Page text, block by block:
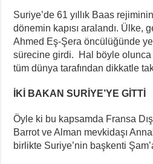
Suriye’de 61 yıllık Baas
dönemin kapısı aralandı. Ülke,
Ahmed Eş-Şera öncülüğünde
sürecine girdi. Hal böyle olunca
tüm dünya tarafından dikkatle
İKİ BAKAN SURİYE’YE GİTTİ
Öyle ki bu kapsamda Fransa
Barrot ve Alman mevkidaşı
birlikte Suriye’nin başkenti